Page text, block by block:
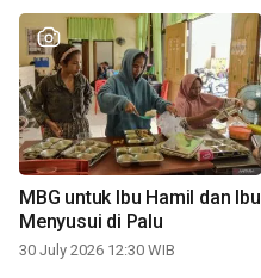
MBG untuk Ibu Hamil dan Ibu
Menyusui di Palu
30 July 2026 12:30 WIB